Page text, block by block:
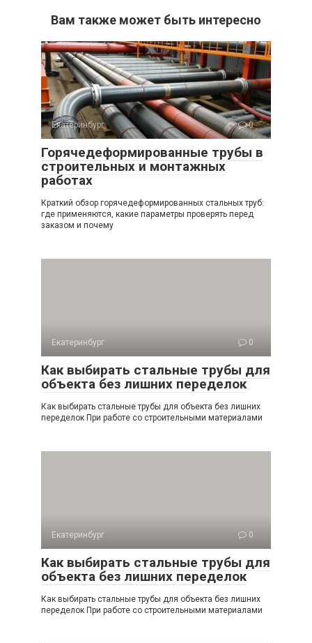
Вам также может быть интересно
Екатеринбург 0
Горячедеформированные трубы в
строительных и монтажных
работах
Краткий обзор горячедеформированных стальных труб:
где применяются, какие параметры проверять перед
заказом и почему
Екатеринбург 0
Как выбирать стальные трубы для
объекта без лишних переделок
Как выбирать стальные трубы для объекта без лишних
переделок При работе со строительными материалами
Екатеринбург 0
Как выбирать стальные трубы для
объекта без лишних переделок
Как выбирать стальные трубы для объекта без лишних
переделок При работе со строительными материалами